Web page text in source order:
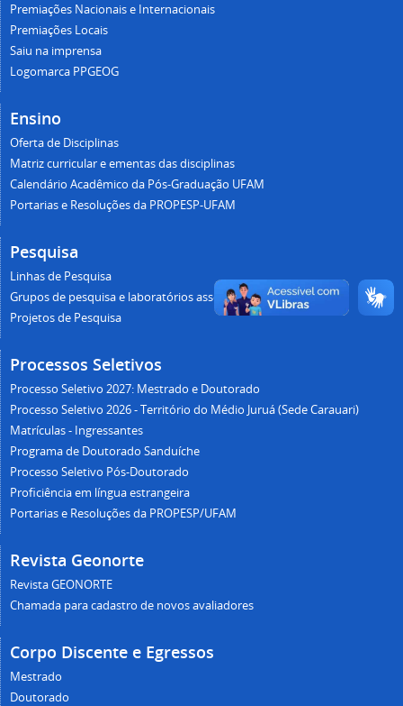
Premiações Nacionais e Internacionais
Premiações Locais
Saiu na imprensa
Logomarca PPGEOG
Ensino
Oferta de Disciplinas
Matriz curricular e ementas das disciplinas
Calendário Acadêmico da Pós-Graduação UFAM
Portarias e Resoluções da PROPESP-UFAM
Pesquisa
Linhas de Pesquisa
Grupos de pesquisa e laboratórios associados
Projetos de Pesquisa
Processos Seletivos
Processo Seletivo 2027: Mestrado e Doutorado
Processo Seletivo 2026 - Território do Médio Juruá (Sede Carauari)
Matrículas - Ingressantes
Programa de Doutorado Sanduíche
Processo Seletivo Pós-Doutorado
Proficiência em língua estrangeira
Portarias e Resoluções da PROPESP/UFAM
Revista Geonorte
Revista GEONORTE
Chamada para cadastro de novos avaliadores
Corpo Discente e Egressos
Mestrado
Doutorado